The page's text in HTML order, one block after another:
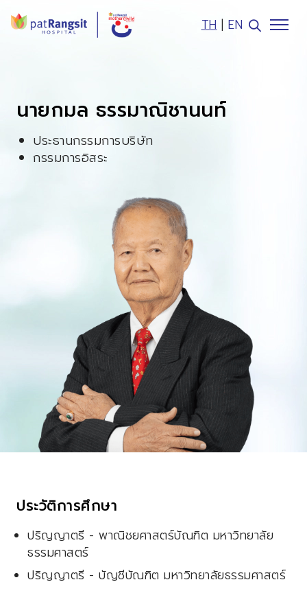
TH | EN
นายกมล ธรรมาณิชานนท์
ประธานกรรมการบริษัท
กรรมการอิสระ
ประวัติการศึกษา
ปริญญาตรี - พาณิชยศาสตร์บัณฑิต มหาวิทยาลัย
ธรรมศาสตร์
ปริญญาตรี - บัญชีบัณฑิต มหาวิทยาลัยธรรมศาสตร์